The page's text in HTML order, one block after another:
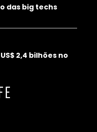
das big techs
2,4 bilhões no